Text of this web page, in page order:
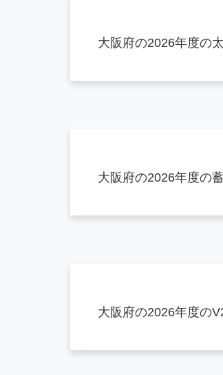
大阪府の2026年度の
大阪府の2026年度の
大阪府の2026年度の